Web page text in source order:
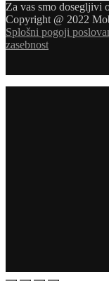
Za vas smo dosegljivi
Copyright @ 2022
Splošni pogoji
zasebnost